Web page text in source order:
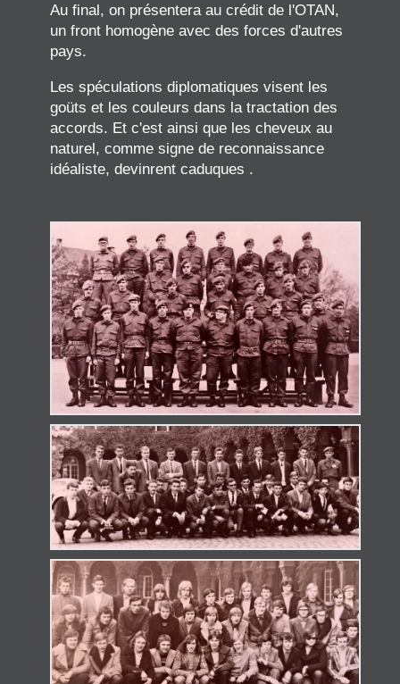
Au final, on présentera au crédit de l'OTAN,
un front homogène avec des forces d'autres
pays.
Les spéculations diplomatiques visent les
goüts et les couleurs dans la tractation des
accords. Et c'est ainsi que les cheveux au
naturel, comme signe de reconnaissance
idéaliste, devinrent caduques .